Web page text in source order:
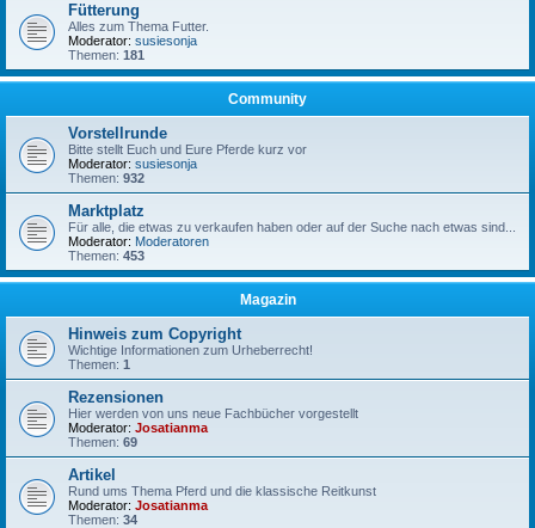
Fütterung
Alles zum Thema Futter.
Moderator: susiesonja
Themen: 181
Community
Vorstellrunde
Bitte stellt Euch und Eure Pferde kurz vor
Moderator: susiesonja
Themen: 932
Marktplatz
Für alle, die etwas zu verkaufen haben oder auf der Suche nach etwas sind...
Moderator: Moderatoren
Themen: 453
Magazin
Hinweis zum Copyright
Wichtige Informationen zum Urheberrecht!
Themen: 1
Rezensionen
Hier werden von uns neue Fachbücher vorgestellt
Moderator: Josatianma
Themen: 69
Artikel
Rund ums Thema Pferd und die klassische Reitkunst
Moderator: Josatianma
Themen: 34